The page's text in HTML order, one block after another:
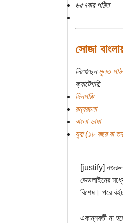
৬৫৭বার পঠিত
সোজা
লিখেছেনমূলত
ক্যাটেগরি:
দিনপঞ্জি
রম্যরচনা
বাংলা ভাষা
যুবা (১৮ বছর বা
[justify] নজরুল
ডেডলাইনের
বিশেষ। পরে
একান্নবর্তী না